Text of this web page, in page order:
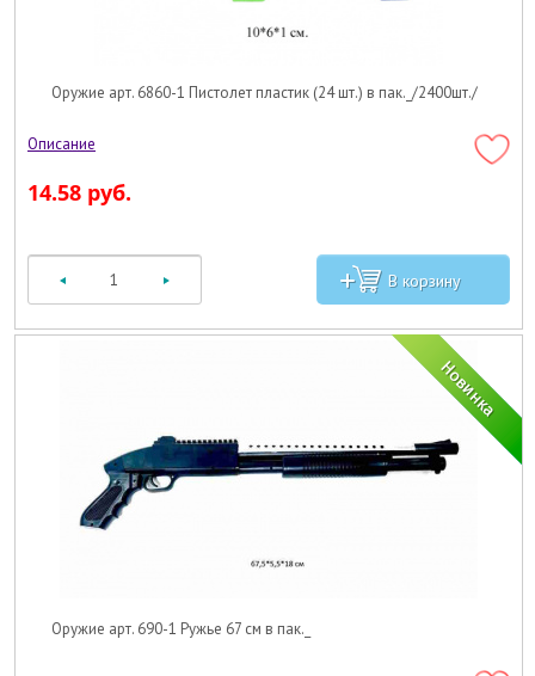
Оружие арт. 6860-1 Пистолет пластик (24 шт.) в пак._/2400шт./
14.58 руб.
Оружие арт. 690-1 Ружье 67 см в пак._